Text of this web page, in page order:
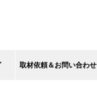
取材依頼＆お問い合わせ